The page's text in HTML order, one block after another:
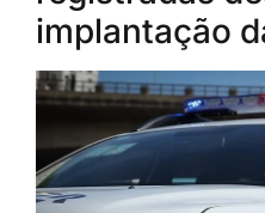
implantação